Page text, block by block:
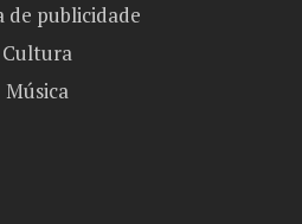
de publicidade
Cultura
Música